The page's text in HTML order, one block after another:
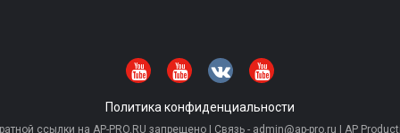
Политика конфиденциальности
ссылки на AP-PRO.RU запрещено | Связь - admin@ap-pro.ru | AP